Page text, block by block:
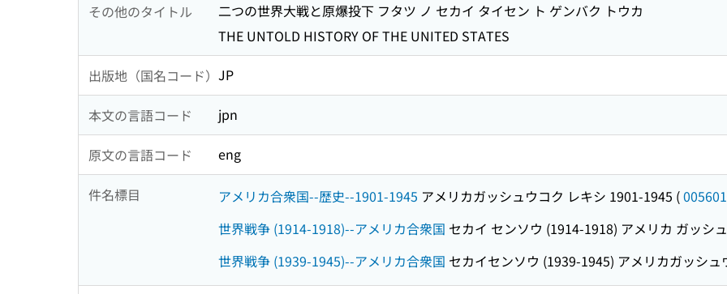
その他のタイトル
二つの世界大戦と原爆投下 フタツ ノ セカイ タイセン ト ゲンバク トウカ
THE UNTOLD HISTORY OF THE UNITED STATES
出版地（国名コード） JP
本文の言語コード jpn
原文の言語コード eng
件名標目 アメリカ合衆国--歴史--1901-1945 アメリカガッシュウコク レキシ 1901-1945 (
世界戦争 (1914-1918)--アメリカ合衆国 セカイ センソウ (1914-1918) アメリカ ガッシ
世界戦争 (1939-1945)--アメリカ合衆国 セカイセンソウ (1939-1945) アメリカガッシュ